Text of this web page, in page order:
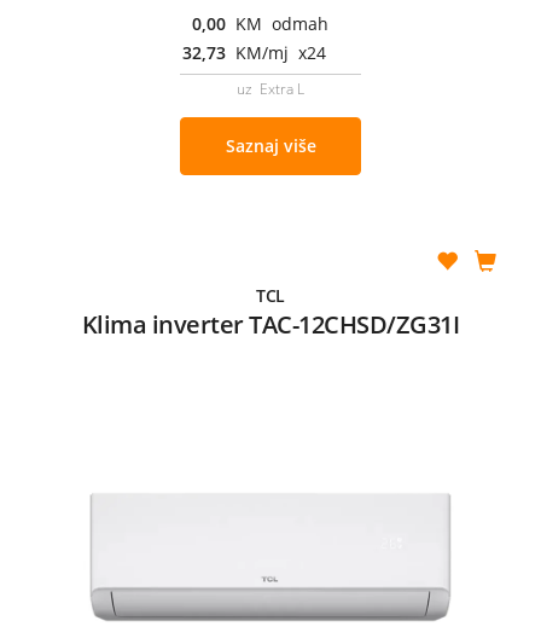
0,00 KM odmah
32,73 KM/mj x24
uz Extra L
Saznaj više
TCL
Klima inverter TAC-12CHSD/ZG31I